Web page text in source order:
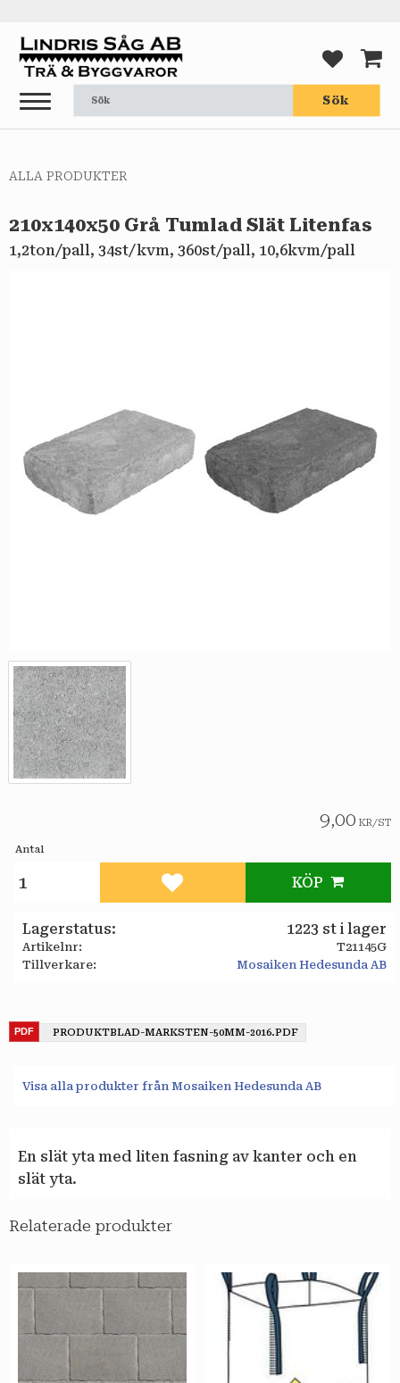
Meny
Sök
ALLA PRODUKTER
210x140x50 Grå Tumlad Slät Litenfas
1,2ton/pall, 34st/kvm, 360st/pall, 10,6kvm/pall
9,00 KR/ST
Antal
KÖP
Lägg till i favoriter
Lagerstatus 1223 st i lager
Artikelnr
T21145G
Tillverkare
Mosaiken Hedesunda AB
PRODUKTBLAD-MARKSTEN-50MM-2016.PDF
Visa alla produkter från Mosaiken Hedesunda AB
En slät yta med liten fasning av kanter och en
slät yta.
Relaterade produkter